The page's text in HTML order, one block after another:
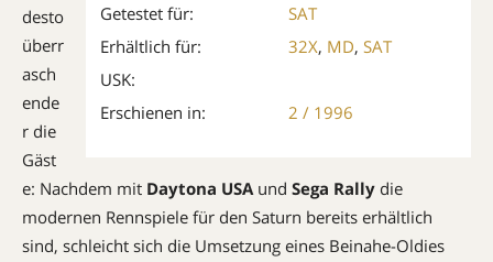
Getestet für:
SAT
Erhältlich für:
32X, MD, SAT
USK:
Erschienen in:
2 / 1996
desto
überr
asch
ende
r die
Gäst
e: Nachdem mit Daytona USAund Sega Rally die
modernen Rennspiele für den Saturn bereits erhältlich
sind, schleicht sich die Umsetzung eines Beinahe-Oldies